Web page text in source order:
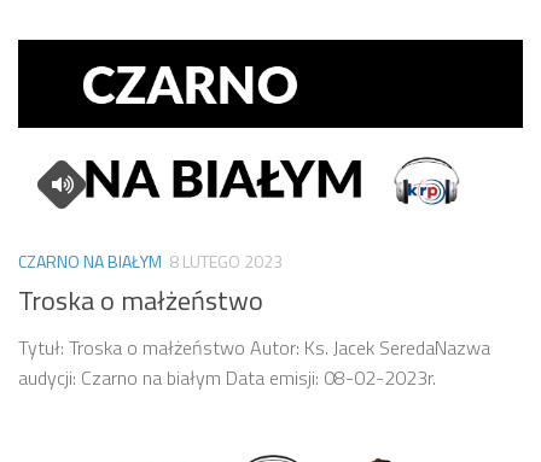
CZARNO NA BIAŁYM 8 LUTEGO 2023
Troska o małżeństwo
Tytuł: Troska o małżeństwo Autor: Ks. Jacek SeredaNazwa
audycji: Czarno na białym Data emisji: 08-02-2023r.